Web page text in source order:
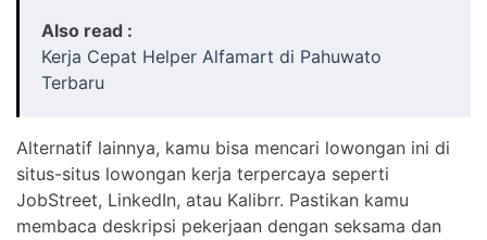
Also read :
Kerja Cepat Helper Alfamart di Pahuwato
Terbaru
Alternatif lainnya, kamu bisa mencari lowongan ini di
situs-situs lowongan kerja terpercaya seperti
JobStreet, LinkedIn, atau Kalibrr. Pastikan kamu
membaca deskripsi pekerjaan dengan seksama dan